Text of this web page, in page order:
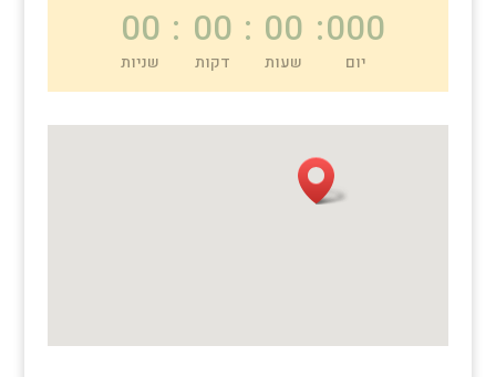
000
יום
:
00
שעות
:
00
דקות
:
00
שניות